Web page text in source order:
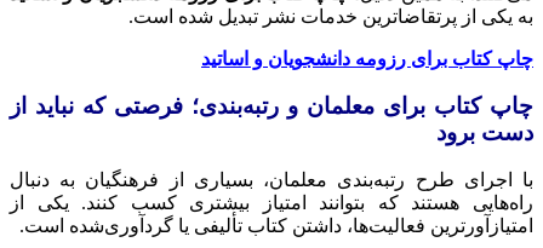
به یکی از پرتقاضاترین خدمات نشر تبدیل شده است.
چاپ کتاب برای رزومه دانشجویان و اساتید
چاپ کتاب برای معلمان و رتبه‌بندی؛ فرصتی که نباید از
دست برود
با اجرای طرح رتبه‌بندی معلمان، بسیاری از فرهنگیان به دنبال
راه‌هایی هستند که بتوانند امتیاز بیشتری کسب کنند. یکی از
امتیازآورترین فعالیت‌ها، داشتن کتاب تألیفی یا گردآوری‌شده است.